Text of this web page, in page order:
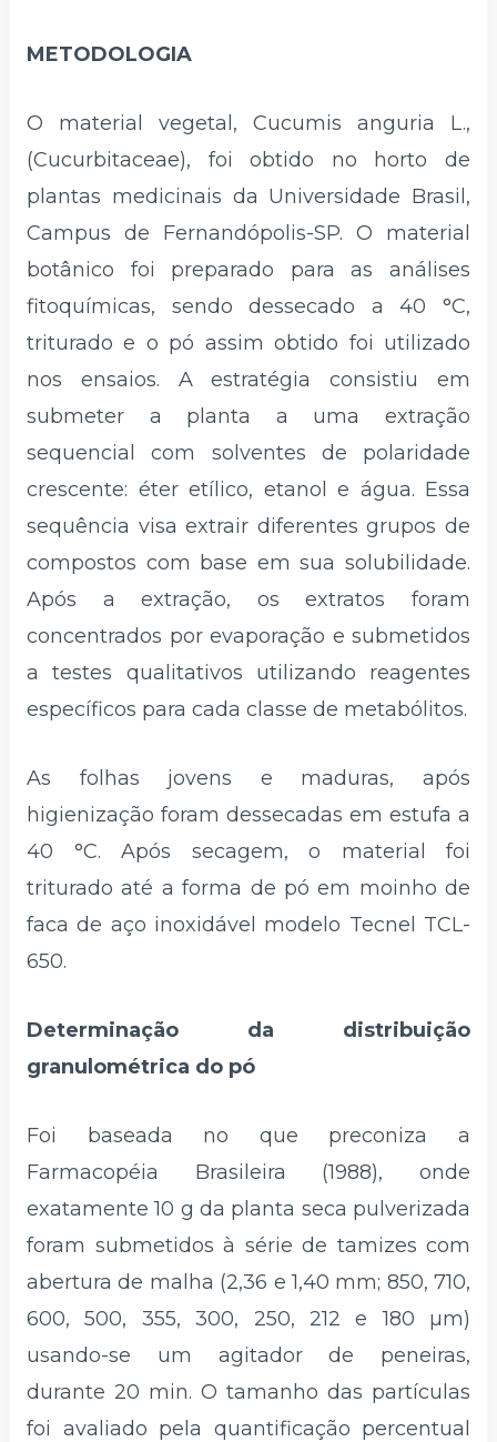
METODOLOGIA
O material vegetal, Cucumis anguria L.,
(Cucurbitaceae), foi obtido no horto de
plantas medicinais da Universidade Brasil,
Campus de Fernandópolis-SP. O material
botânico foi preparado para as análises
fitoquímicas, sendo dessecado a 40 °C,
triturado e o pó assim obtido foi utilizado
nos ensaios. A estratégia consistiu em
submeter a planta a uma extração
sequencial com solventes de polaridade
crescente: éter etílico, etanol e água. Essa
sequência visa extrair diferentes grupos de
compostos com base em sua solubilidade.
Após a extração, os extratos foram
concentrados por evaporação e submetidos
a testes qualitativos utilizando reagentes
específicos para cada classe de metabólitos.
As folhas jovens e maduras, após
higienização foram dessecadas em estufa a
40 °C. Após secagem, o material foi
triturado até a forma de pó em moinho de
faca de aço inoxidável modelo Tecnel TCL-
650.
Determinação da distribuição
granulométrica do pó
Foi baseada no que preconiza a
Farmacopéia Brasileira (1988), onde
exatamente 10 g da planta seca pulverizada
foram submetidos à série de tamizes com
abertura de malha (2,36 e 1,40 mm; 850, 710,
600, 500, 355, 300, 250, 212 e 180 µm)
usando-se um agitador de peneiras,
durante 20 min. O tamanho das partículas
foi avaliado pela quantificação percentual